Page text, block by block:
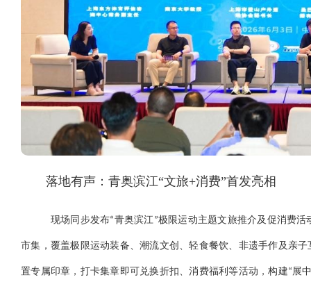
落地有声：青奥滨江“文旅+消费”首发亮相
现场同步发布“青奥滨江”极限运动主题文旅推介及促消费
市集，覆盖极限运动装备、潮流文创、轻食餐饮、非遗手作及亲
置专属印章，打卡集章即可兑换折扣、消费福利等活动，构建“展